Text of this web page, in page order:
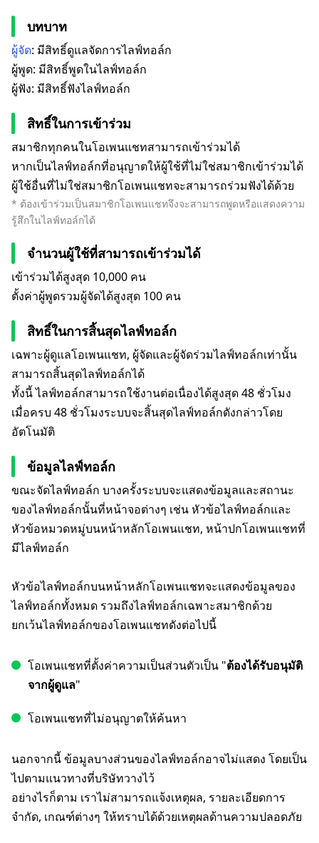
บทบาท
ผู้จัด: มีสิทธิ์ดูแลจัดการไลฟ์ทอล์ก
ผู้พูด: มีสิทธิ์พูดในไลฟ์ทอล์ก
ผู้ฟัง: มีสิทธิ์ฟังไลฟ์ทอล์ก
สิทธิ์ในการเข้าร่วม
สมาชิกทุกคนในโอเพนแชทสามารถเข้าร่วมได้
หากเป็นไลฟ์ทอล์กที่อนุญาตให้ผู้ใช้ที่ไม่ใช่สมาชิกเข้าร่วมได้
ผู้ใช้อื่นที่ไม่ใช่สมาชิกโอเพนแชทจะสามารถร่วมฟังได้ด้วย
* ต้องเข้าร่วมเป็นสมาชิกโอเพนแชทจึงจะสามารถพูดหรือแสดงความ
รู้สึกในไลฟ์ทอล์กได้
จำนวนผู้ใช้ที่สามารถเข้าร่วมได้
เข้าร่วมได้สูงสุด 10,000 คน
ตั้งค่าผู้พูดรวมผู้จัดได้สูงสุด 100 คน
สิทธิ์ในการสิ้นสุดไลฟ์ทอล์ก
เฉพาะผู้ดูแลโอเพนแชท, ผู้จัดและผู้จัดร่วมไลฟ์ทอล์กเท่านั้น
สามารถสิ้นสุดไลฟ์ทอล์กได้
ทั้งนี้ ไลฟ์ทอล์กสามารถใช้งานต่อเนื่องได้สูงสุด 48 ชั่วโมง
เมื่อครบ 48 ชั่วโมงระบบจะสิ้นสุดไลฟ์ทอล์กดังกล่าวโดย
อัตโนมัติ
ข้อมูลไลฟ์ทอล์ก
ขณะจัดไลฟ์ทอล์ก บางครั้งระบบจะแสดงข้อมูลและสถานะ
ของไลฟ์ทอล์กนั้นที่หน้าจอต่างๆ เช่น หัวข้อไลฟ์ทอล์กและ
หัวข้อหมวดหมู่บนหน้าหลักโอเพนแชท, หน้าปกโอเพนแชทที่
มีไลฟ์ทอล์ก
หัวข้อไลฟ์ทอล์กบนหน้าหลักโอเพนแชทจะแสดงข้อมูลของ
ไลฟ์ทอล์กทั้งหมด รวมถึงไลฟ์ทอล์กเฉพาะสมาชิกด้วย
ยกเว้นไลฟ์ทอล์กของโอเพนแชทดังต่อไปนี้
โอเพนแชทที่ตั้งค่าความเป็นส่วนตัวเป็น "ต้องได้รับอนุมัติ
จากผู้ดูแล"
โอเพนแชทที่ไม่อนุญาตให้ค้นหา
นอกจากนี้ ข้อมูลบางส่วนของไลฟ์ทอล์กอาจไม่แสดง โดยเป็น
ไปตามแนวทางที่บริษัทวางไว้
อย่างไรก็ตาม เราไม่สามารถแจ้งเหตุผล, รายละเอียดการ
จำกัด, เกณฑ์ต่างๆ ให้ทราบได้ด้วยเหตุผลด้านความปลอดภัย